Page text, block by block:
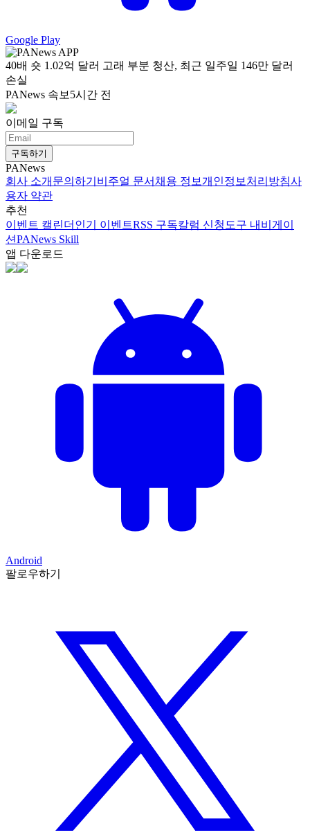
Google Play
40배 숏 1.02억 달러 고래 부분 청산, 최근 일주일 146만 달러
손실
PANews 속보 5시간 전
이메일 구독
구독하기
PANews
회사 소개 문의하기 비주얼 문서 채용 정보개인정보처리방침사
용자 약관
추천
이벤트 캘린더 인기 이벤트RSS 구독칼럼 신청 도구 내비게이
션PANews Skill
앱 다운로드
Android
팔로우하기